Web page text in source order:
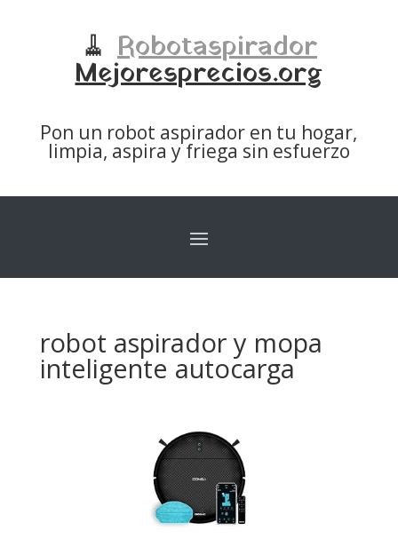
🧹 Robotaspirador
Mejoresprecios.org
Pon un robot aspirador en tu hogar,
limpia, aspira y friega sin esfuerzo
robot aspirador y mopa
inteligente autocarga